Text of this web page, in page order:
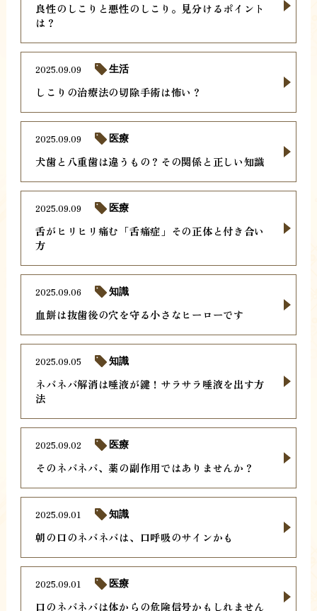
良性のしこりと悪性のしこり。見分けるポイント
は？
しこりの治療法の切除手術は怖い？
2025.09.09 生活
犬歯と八重歯は違うもの？その関係と正しい知識
2025.09.09 医療
舌がヒリヒリ痛む「舌痛症」その正体と付き合い
方
2025.09.09 医療
血餅は抜歯後の穴を守る小さなヒーローです
2025.09.06 知識
ネバネバ解消は唾液が鍵！サラサラ唾液を出す方
法
2025.09.05 知識
そのネバネバ、薬の副作用ではありませんか？
2025.09.02 医療
朝の口のネバネバは、口呼吸のサインかも
2025.09.01 知識
口のネバネバは体からの危険信号かもしれません
2025.09.01 医療